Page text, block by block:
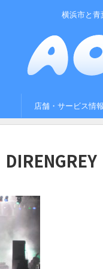
横浜市と青
店舗・サービス情報
DIRENGREY